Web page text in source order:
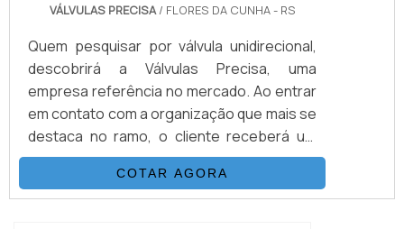
VÁLVULAS PRECISA/ FLORES DA CUNHA - RS
Quem pesquisar por válvula unidirecional,
descobrirá a Válvulas Precisa, uma
empresa referência no mercado. Ao entrar
em contato com a organização que mais se
destaca no ramo, o cliente receberá um
suporte completo para sanar eventuais
dúvidas sobre o produto a ser
adquirido.Quando o interesse é por válvula
COTAR AGORA